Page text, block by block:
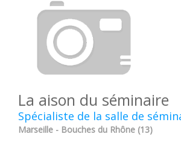
La aison du séminaire
Spécialiste de la salle de
Marseille - Bouches du Rhône (13)